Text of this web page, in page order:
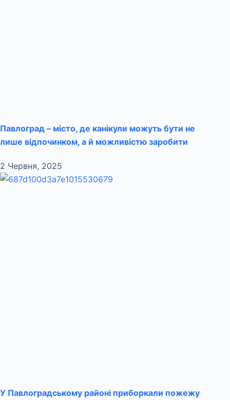
Павлоград – місто, де канікули можуть бути не
лише відпочинком, а й можливістю заробити
2 Червня, 2025
У Павлоградському районі приборкали пожежу